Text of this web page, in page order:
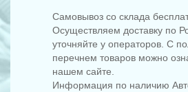
Самовывоз со склада
Осуществляем доставку по
уточняйте у операторов. С
перечнем товаров можно
нашем сайте.
Информация по наличию